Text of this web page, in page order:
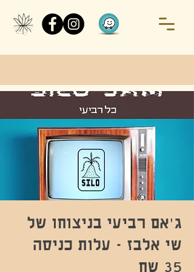
ג'אם רביעי בניצוחו של
שי אלבז - עלות כניסה
35 שח